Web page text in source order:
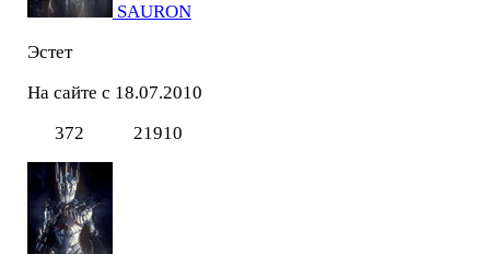
SAURON
Эстет
На сайте с 18.07.2010
372
21910